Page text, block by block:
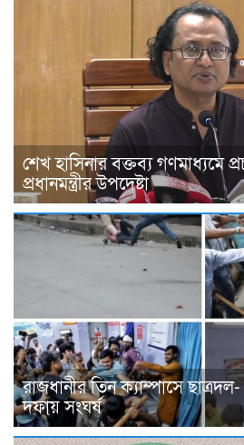
শেখ হাসিনার বক্তব্য গণমাধ্যমে
প্রধানমন্ত্রীর উপদেষ্টা
রাজধানীর তিন ক্যাম্পাসে
দফায় সংঘর্ষ